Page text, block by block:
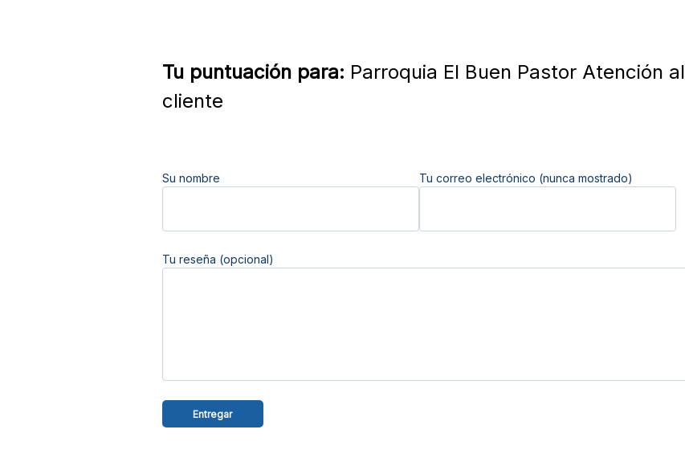
Tu puntuación para: Parroquia El Buen Pastor Atención al
cliente
Su nombre Tu correo electrónico (nunca mostrado)
Tu reseña (opcional)